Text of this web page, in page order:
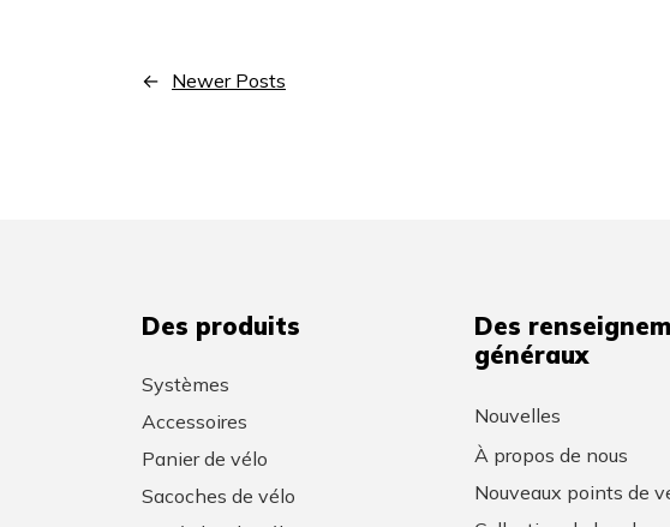
← Newer Posts
Des produits
Systèmes
Accessoires
Panier de vélo
Sacoches de vélo
Des
généraux
Nouvelles
À propos de nous
Nouveaux points de